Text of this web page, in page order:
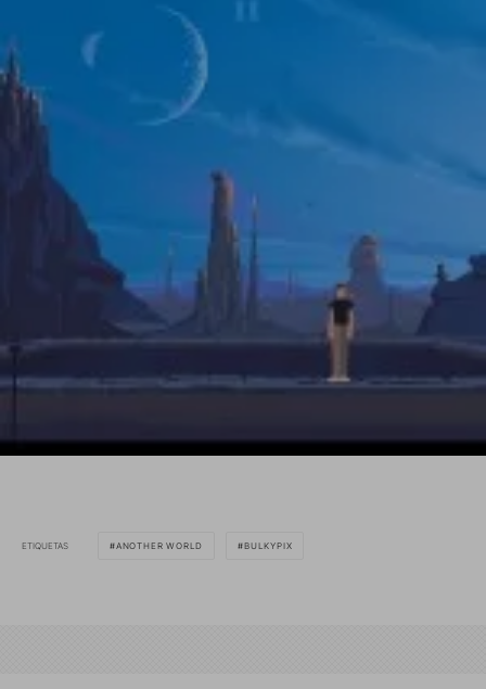
ETIQUETAS ANOTHER WORLD BULKYPIX